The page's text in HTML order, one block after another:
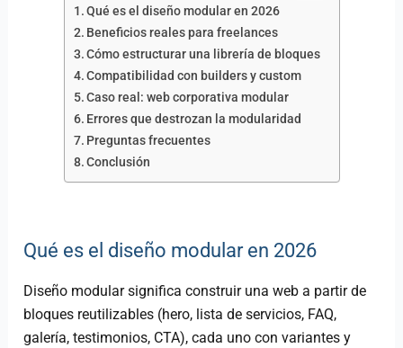
Qué es el diseño modular en 2026
Beneficios reales para freelances
Cómo estructurar una librería de bloques
Compatibilidad con builders y custom
Caso real: web corporativa modular
Errores que destrozan la modularidad
Preguntas frecuentes
Conclusión
Qué es el diseño modular en 2026
Diseño modular significa construir una web a partir de
bloques reutilizables (hero, lista de servicios, FAQ,
galería, testimonios, CTA), cada uno con variantes y